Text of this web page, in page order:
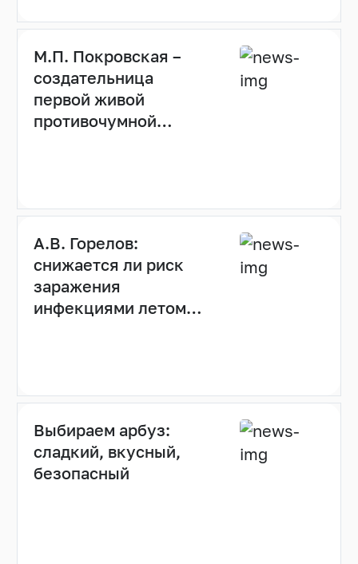
М.П. Покровская –
создательница
первой живой
противочумной
А.В. Горелов:
снижается ли риск
заражения
инфекциями летом
Выбираем арбуз:
сладкий, вкусный,
безопасный